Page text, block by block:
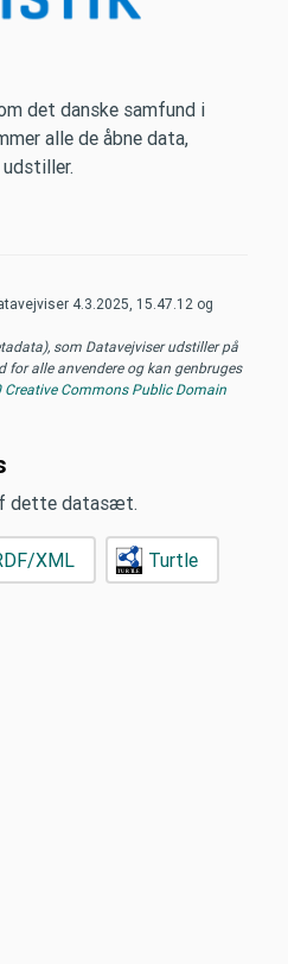
det danske samfund i
alle de åbne data,
4.3.2025, 15.47.12 og
som Datavejviser udstiller på
for alle anvendere og kan genbruges
Creative Commons Public Domain
dette datasæt.
XML Turtle